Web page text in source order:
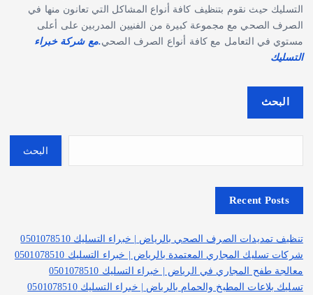
التسليك حيث نقوم بتنظيف كافة أنواع المشاكل التي تعانون منها في
الصرف الصحي مع مجموعة كبيرة من الفنيين المدربين على أعلى
مستوي في التعامل مع كافة أنواع الصرف الصحي.مع شركة خبراء
التسليك
البحث
البحث
Recent Posts
تنظيف تمديدات الصرف الصحي بالرياض | خبراء التسليك 0501078510
شركات تسليك المجاري المعتمدة بالرياض | خبراء التسليك 0501078510
معالجة طفح المجاري في الرياض | خبراء التسليك 0501078510
تسليك بلاعات المطبخ والحمام بالرياض | خبراء التسليك 0501078510